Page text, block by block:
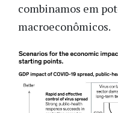
combinamos em
macroeconômicos.